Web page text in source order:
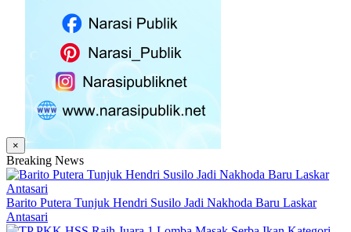
×
Breaking News
Barito Putera Tunjuk Hendri Susilo Jadi Nakhoda Baru Laskar
Antasari